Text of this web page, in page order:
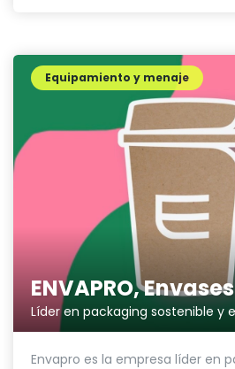
Equipamiento y menaje
Envapro es la empresa líder en